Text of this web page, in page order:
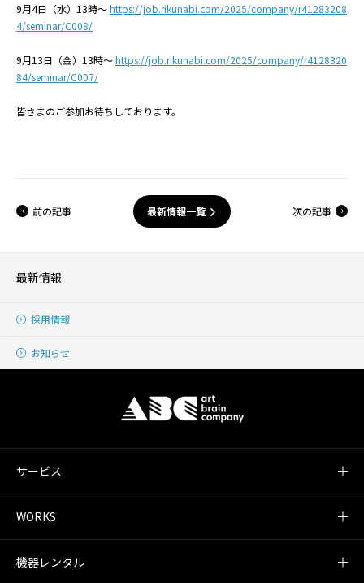
9月4日（水）13時～https://job.rikunabi.com/2025/company/r41283208
4/seminar/C008/
9月13日（金）13時～https://job.rikunabi.com/2025/company/r4128320
84/seminar/C007/
皆さまのご参加お待ちしております。
前の記事 次の記事
最新情報一覧
最新情報
採用情報
お知らせ
サービス
WORKS
機器レンタル